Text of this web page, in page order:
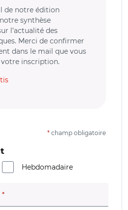
de notre édition
synthèse
l’actualité des
Merci de confirmer
dans le mail que vous
inscription.
* champ obligatoire
Hebdomadaire
(champ obligatoire)